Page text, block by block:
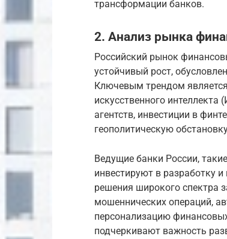
трансформации банков.
2. Анализ рынка
Российский рынок
устойчивый рост,
Ключевым трендом является
искусственного
агентств, инвестиции в
геополитическую
Ведущие банки России,
инвестируют в разработку
решения широкого спектра
мошеннических операций,
персонализацию
подчеркивают важность